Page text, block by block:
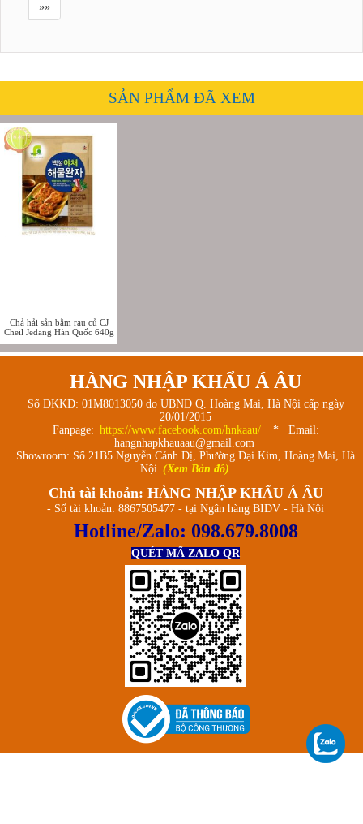
»»
SẢN PHẨM ĐÃ XEM
Chả hải sản bằm rau củ CJ
Cheil Jedang Hàn Quốc 640g
HÀNG NHẬP KHẨU Á ÂU
Số ĐKKD: 01M8013050 do UBND Q. Hoàng Mai, Hà Nội cấp ngày
20/01/2015
Fanpage: https://www.facebook.com/hnkaau/
* Email:
hangnhapkhauaau@gmail.com
Showroom: Số 21B5 Nguyễn Cảnh Dị, Phường Đại Kim, Hoàng Mai, Hà
Nội (Xem Bản đồ)
Chủ tài khoản: HÀNG NHẬP KHẨU Á ÂU
- Số tài khoản: 8867505477 - tại Ngân hàng BIDV - Hà Nội
Hotline/Zalo: 098.679.8008
QUÉT MÃ ZALO QR